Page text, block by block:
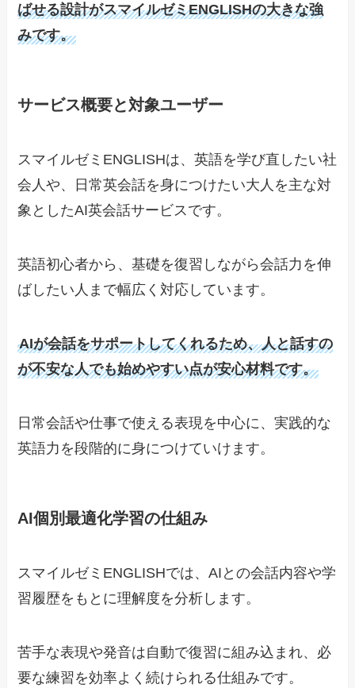
ばせる設計がスマイルゼミENGLISHの大きな強
みです。
サービス概要と対象ユーザー
スマイルゼミENGLISHは、英語を学び直したい社
会人や、日常英会話を身につけたい大人を主な対
象としたAI英会話サービスです。
英語初心者から、基礎を復習しながら会話力を伸
ばしたい人まで幅広く対応しています。
AIが会話をサポートしてくれるため、人と話すの
が不安な人でも始めやすい点が安心材料です。
日常会話や仕事で使える表現を中心に、実践的な
英語力を段階的に身につけていけます。
AI個別最適化学習の仕組み
スマイルゼミENGLISHでは、AIとの会話内容や学
習履歴をもとに理解度を分析します。
苦手な表現や発音は自動で復習に組み込まれ、必
要な練習を効率よく続けられる仕組みです。